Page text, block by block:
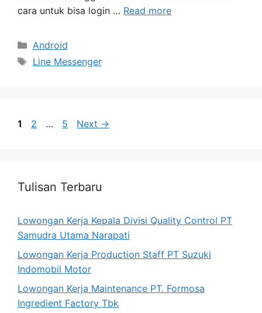
cara untuk bisa login … Read more
Categories
Android
Tags
Line Messenger
Page
1 Page
2 … Page
5 Next →
Tulisan Terbaru
Lowongan Kerja Kepala Divisi Quality Control PT
Samudra Utama Narapati
Lowongan Kerja Production Staff PT Suzuki
Indomobil Motor
Lowongan Kerja Maintenance PT. Formosa
Ingredient Factory Tbk